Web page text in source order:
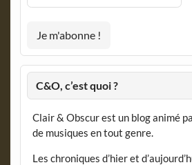
C&O, c’est quoi ?
Clair & Obscur est un blog animé
de musiques en tout genre.
Les chroniques d’hier et